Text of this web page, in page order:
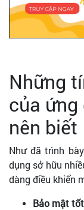
Những
của ứng
nên biết
Như đã trình
dụng sở hữu
dàng điều khiển
Bảo mật tốt